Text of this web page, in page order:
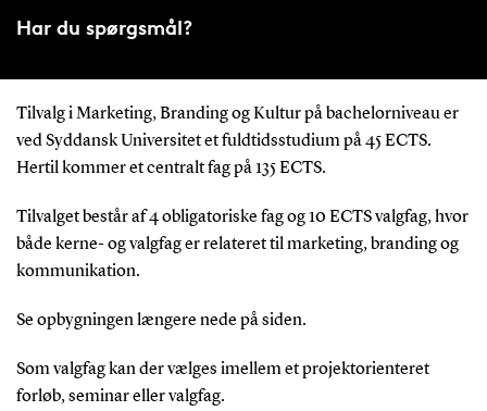
Har du spørgsmål?
Tilvalg i Marketing, Branding og Kultur på bachelorniveau er
ved Syddansk Universitet et fuldtidsstudium på 45 ECTS.
Hertil kommer et centralt fag på 135 ECTS.
Tilvalget består af 4 obligatoriske fag og 10 ECTS valgfag, hvor
både kerne- og valgfag er relateret til marketing, branding og
kommunikation.
Se opbygningen længere nede på siden.
Som valgfag kan der vælges imellem et projektorienteret
forløb, seminar eller valgfag.